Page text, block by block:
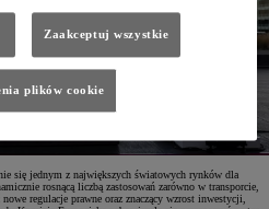
się jednym z największych światowych rynków dla
rosnącą liczbą zastosowań zarówno w transporcie,
regulacje prawne oraz znaczący wzrost inwestycji,
Zaakceptuj wszystkie
plików cookie